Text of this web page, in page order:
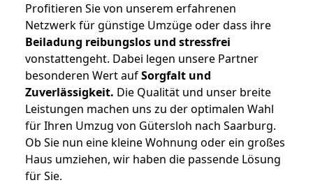
Profitieren Sie von unserem erfahrenen
Netzwerk für günstige Umzüge oder dass ihre
Beiladung reibungslos und stressfrei
vonstattengeht. Dabei legen unsere Partner
besonderen Wert aufSorgfalt und
Zuverlässigkeit. Die Qualität und unser breite
Leistungen machen uns zu der optimalen Wahl
für Ihren Umzug von Gütersloh nach Saarburg.
Ob Sie nun eine kleine Wohnung oder ein großes
Haus umziehen, wir haben die passende Lösung
für Sie.